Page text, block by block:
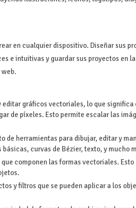
en cualquier dispositivo. Diseñar sus
e intuitivas y guardar sus proyectos en
gráficos vectoriales, lo que significa
de píxeles. Esto permite escalar las
de herramientas para dibujar, editar y
curvas de Bézier, texto, y mucho
componen las formas vectoriales. Esto
y filtros que se pueden aplicar a los